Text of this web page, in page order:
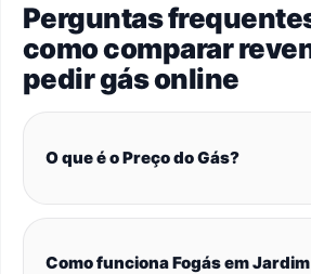
Perguntas
como comparar
pedir gás online
O que é o Preço do Gás?
Como funciona Fogás em Jardim